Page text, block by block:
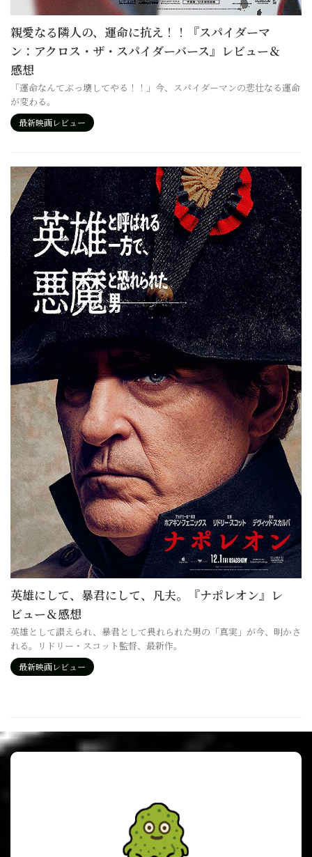
親愛なる隣人の、運命に抗え！！『スパイダーマ
ン：アクロス・ザ・スパイダーバース』レビュー＆
感想
「運命なんてぶっ壊してやる！！」今、スパイダーマンの悲壮なる運命
が変わる。
最新映画レビュー
英雄にして、暴君にして、凡夫。『ナポレオン』レ
ビュー＆感想
英雄として讃えられ、暴君として畏れられた男の「真実」が今、明かさ
れる。リドリー・スコット監督、最新作。
最新映画レビュー